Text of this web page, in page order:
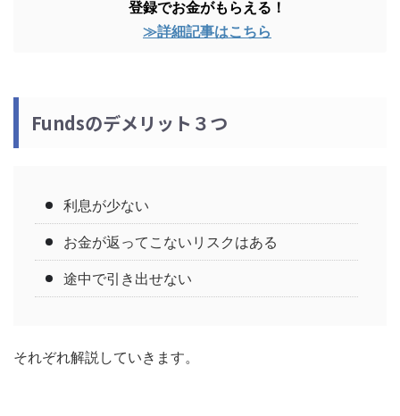
登録でお金がもらえる！
≫詳細記事はこちら
Fundsのデメリット３つ
利息が少ない
お金が返ってこないリスクはある
途中で引き出せない
それぞれ解説していきます。